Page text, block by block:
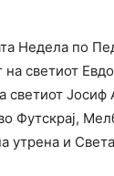
Недела по
светиот
светиот Јосиф
Футскрај,
утрена и